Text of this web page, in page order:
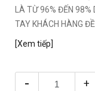
LÀ TỪ 96% ĐẾN
TAY KHÁCH HÀNG
[Xem tiếp]
- +